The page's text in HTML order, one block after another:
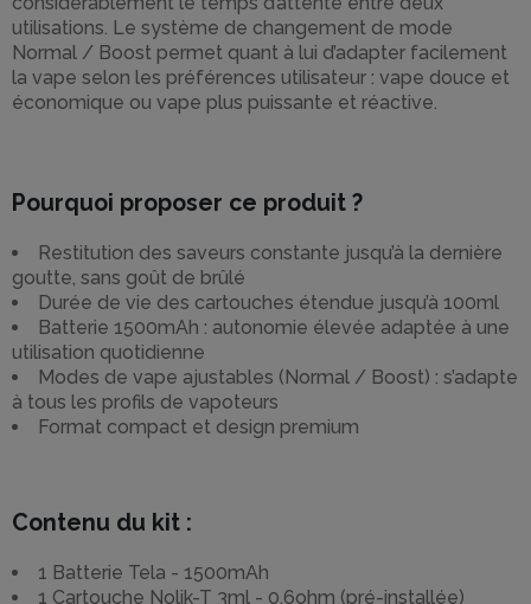
utilisations. Le système de changement de mode
Normal / Boost permet quant à lui d’adapter facilement
la vape selon les préférences utilisateur : vape douce et
économique ou vape plus puissante et réactive.
Pourquoi proposer ce produit ?
Restitution des saveurs constante jusqu’à la dernière
goutte, sans goût de brûlé
Durée de vie des cartouches étendue jusqu’à 100ml
Batterie 1500mAh : autonomie élevée adaptée à une
utilisation quotidienne
Modes de vape ajustables (Normal / Boost) : s’adapte
à tous les profils de vapoteurs
Format compact et design premium
Contenu du kit :
1 Batterie Tela - 1500mAh
1 Cartouche Nolik-T 3ml - 0.6ohm (pré-installée)